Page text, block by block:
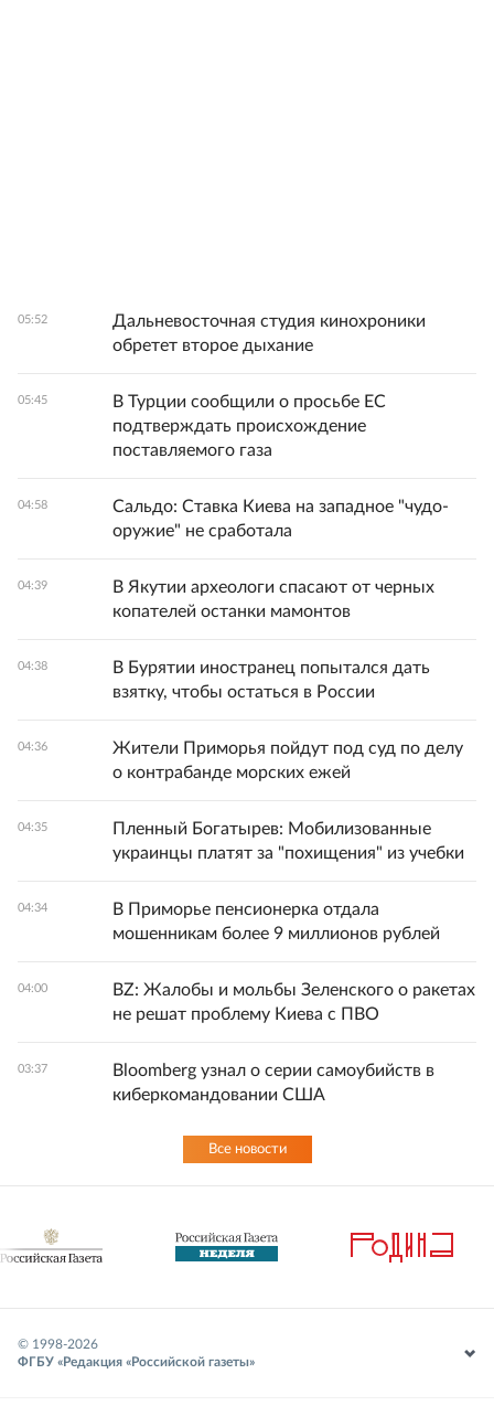
05:52
Дальневосточная студия кинохроники
обретет второе дыхание
05:45
В Турции сообщили о просьбе ЕС
подтверждать происхождение
поставляемого газа
04:58
Сальдо: Ставка Киева на западное "чудо-
оружие" не сработала
04:39
В Якутии археологи спасают от черных
копателей останки мамонтов
04:38
В Бурятии иностранец попытался дать
взятку, чтобы остаться в России
04:36
Жители Приморья пойдут под суд по делу
о контрабанде морских ежей
04:35
Пленный Богатырев: Мобилизованные
украинцы платят за "похищения" из учебки
04:34
В Приморье пенсионерка отдала
мошенникам более 9 миллионов рублей
04:00
BZ: Жалобы и мольбы Зеленского о ракетах
не решат проблему Киева с ПВО
03:37
Bloomberg узнал о серии самоубийств в
киберкомандовании США
Все новости
© 1998-2026
ФГБУ «Редакция «Российской газеты»